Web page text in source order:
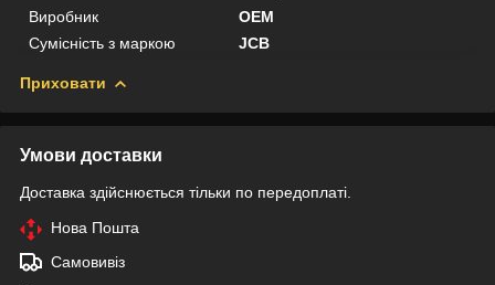
Виробник
OEM
Сумісність з маркою
JCB
Приховати
Умови доставки
Доставка здійснюється тільки по передоплаті.
Нова Пошта
Самовивіз